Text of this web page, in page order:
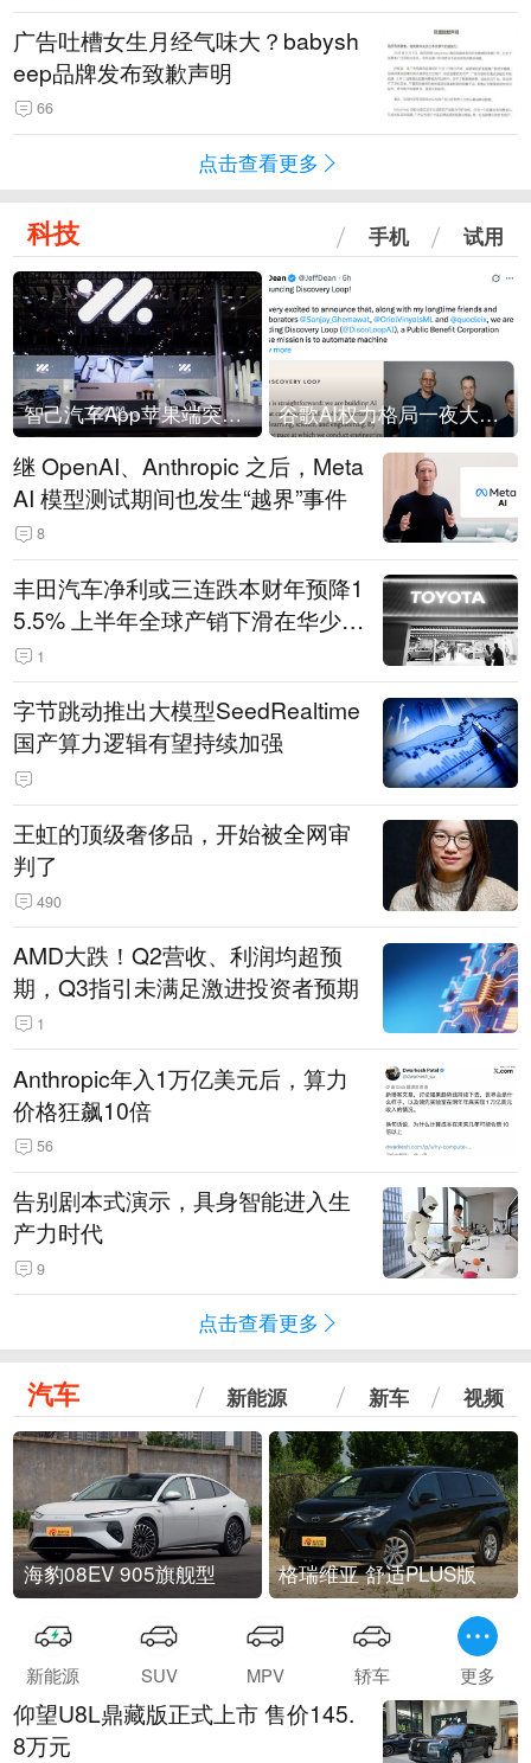
广告吐槽女生月经气味大？babysh
eep品牌发布致歉声明
66
点击查看更多
科技 手机 试用
智己汽车App苹果端突然“下架” 谷歌AI权力格局一夜大洗牌
继 OpenAI、Anthropic 之后，Meta
AI 模型测试期间也发生“越界”事件
8
丰田汽车净利或三连跌本财年预降1
5.5% 上半年全球产销下滑在华少卖
14.3万辆
1
字节跳动推出大模型SeedRealtime
国产算力逻辑有望持续加强
王虹的顶级奢侈品，开始被全网审
判了
490
AMD大跌！Q2营收、利润均超预
期，Q3指引未满足激进投资者预期
1
Anthropic年入1万亿美元后，算力
价格狂飙10倍
56
告别剧本式演示，具身智能进入生
产力时代
9
点击查看更多
汽车 新能源 新车 视频
海豹08EV 905旗舰型 格瑞维亚 舒适PLUS版
新能源 SUV MPV 轿车 更多
仰望U8L鼎藏版正式上市 售价145.
8万元